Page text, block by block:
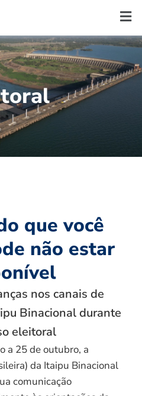
toral
que você
não estar
nos canais de
Binacional durante
eleitoral
a 25 de outubro, a
da Itaipu Binacional
comunicação